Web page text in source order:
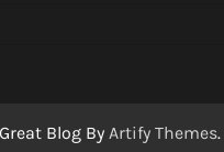
Blog By Artify Themes.